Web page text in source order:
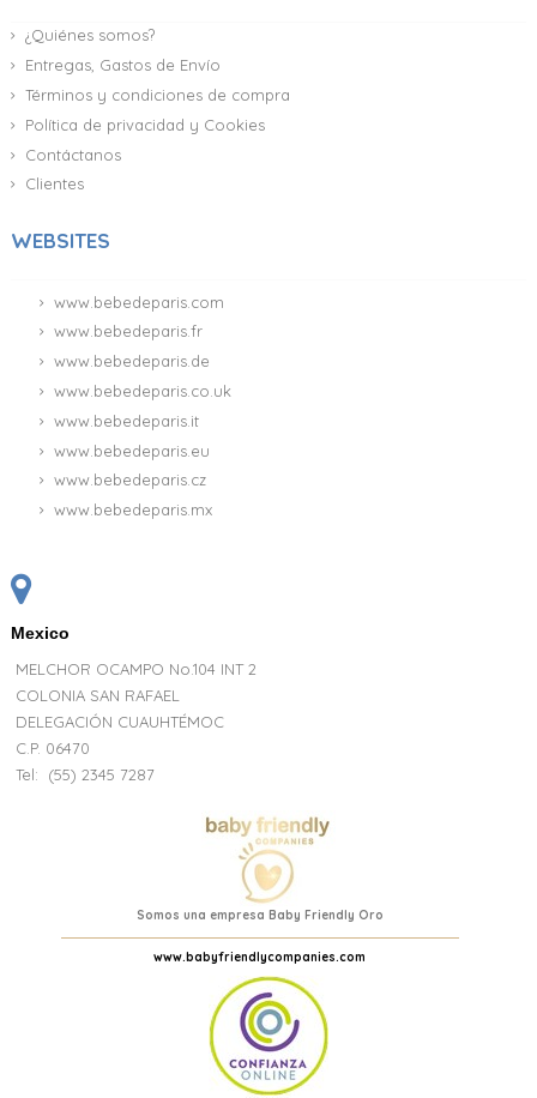
¿Quiénes somos?
Entregas, Gastos de Envío
Términos y condiciones de compra
Política de privacidad y Cookies
Contáctanos
Clientes
WEBSITES
www.bebedeparis.com
www.bebedeparis.fr
www.bebedeparis.de
www.bebedeparis.co.uk
www.bebedeparis.it
www.bebedeparis.eu
www.bebedeparis.cz
www.bebedeparis.mx
Mexico
MELCHOR OCAMPO No.104 INT 2
COLONIA SAN RAFAEL
DELEGACIÓN CUAUHTÉMOC
C.P. 06470
Tel: (55) 2345 7287
Somos una empresa Baby Friendly Oro
www.babyfriendlycompanies.com